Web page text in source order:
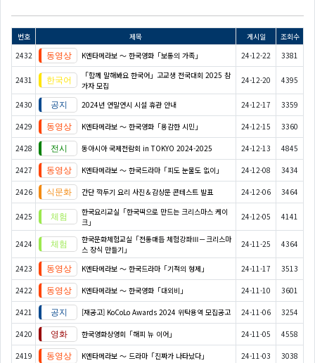
번호 제목 게시일
조회수
2432
K엔타메라보 ～ 한국영화「보통의 가족」 24-12-22 3381
2431
「함께 말해봐요 한국어」고교생 전국대회 2025 참
가자 모집
24-12-20 4395
2430 2024년 연말연시 시설 휴관 안내 24-12-17 3359
2429 K엔타메라보 ～ 한국영화「용감한 시민」 24-12-15 3360
2428 동아시아 국제전람회 in TOKYO 2024-2025 24-12-13 4845
2427 K엔타메라보 ～ 한국드라마「피도 눈물도 없이」 24-12-08 3434
2426 간단 깍두기 요리 사진＆감상문 콘테스트 발표 24-12-06 3464
2425
한국요리교실「한국떡으로 만드는 크리스마스 케이
크」
24-12-05 4141
2424
한국문화체험교실「전통매듭 체험강좌Ⅲ－크리스마
스 장식 만들기」
24-11-25 4364
2423 K엔타메라보 ～ 한국드라마「기적의 형제」 24-11-17 3513
2422 K엔타메라보 ～ 한국영화「대외비」 24-11-10 3601
2421 [재공고] KoCoLo Awards 2024 위탁용역 모집공고 24-11-06 3254
2420 한국영화상영회「해피 뉴 이어」 24-11-05 4558
2419 K엔타메라보 ～ 드라마「진짜가 나타났다」 24-11-03 3038